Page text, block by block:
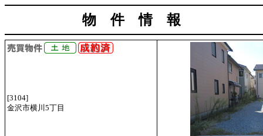
物 件 情 報
[3104]
金沢市横川5丁目